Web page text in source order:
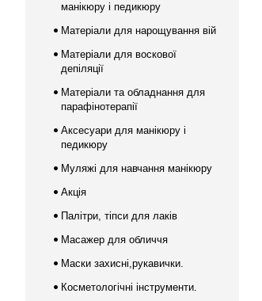
манікюру і педикюру
Матеріали для нарощування вій
Матеріали для воскової
депіляції
Матеріали та обладнання для
парафінотерапії
Аксесуари для манікюру і
педикюру
Муляжі для навчання манікюру
Акція
Палітри, тіпси для лаків
Масажер для обличчя
Маски захисні,рукавички.
Косметологічні інструменти.